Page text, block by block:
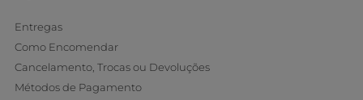
Entregas
Como Encomendar
Cancelamento, Trocas ou Devoluções
Métodos de Pagamento